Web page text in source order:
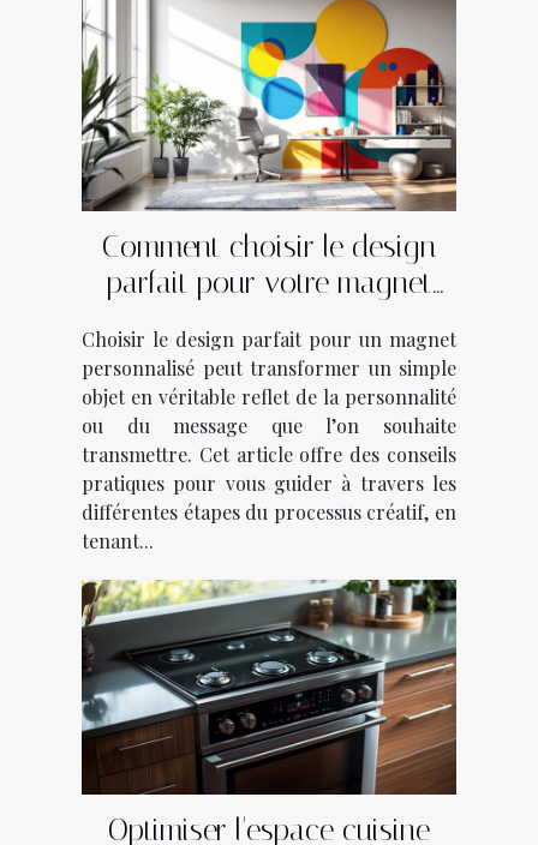
Comment choisir le design
parfait pour votre magnet
Choisir le design parfait pour un magnet
personnalisé peut transformer un simple
objet en véritable reflet de la personnalité
ou du message que l’on souhaite
transmettre. Cet article offre des conseils
pratiques pour vous guider à travers les
différentes étapes du processus créatif, en
tenant...
Optimiser l'espace cuisine